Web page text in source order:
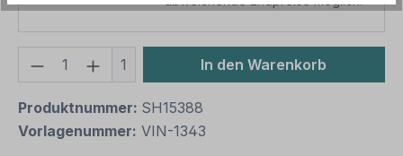
Produkt Anzahl: Gib den
1 In den Warenkorb
Produktnummer: SH15388
Vorlagenummer: VIN-1343